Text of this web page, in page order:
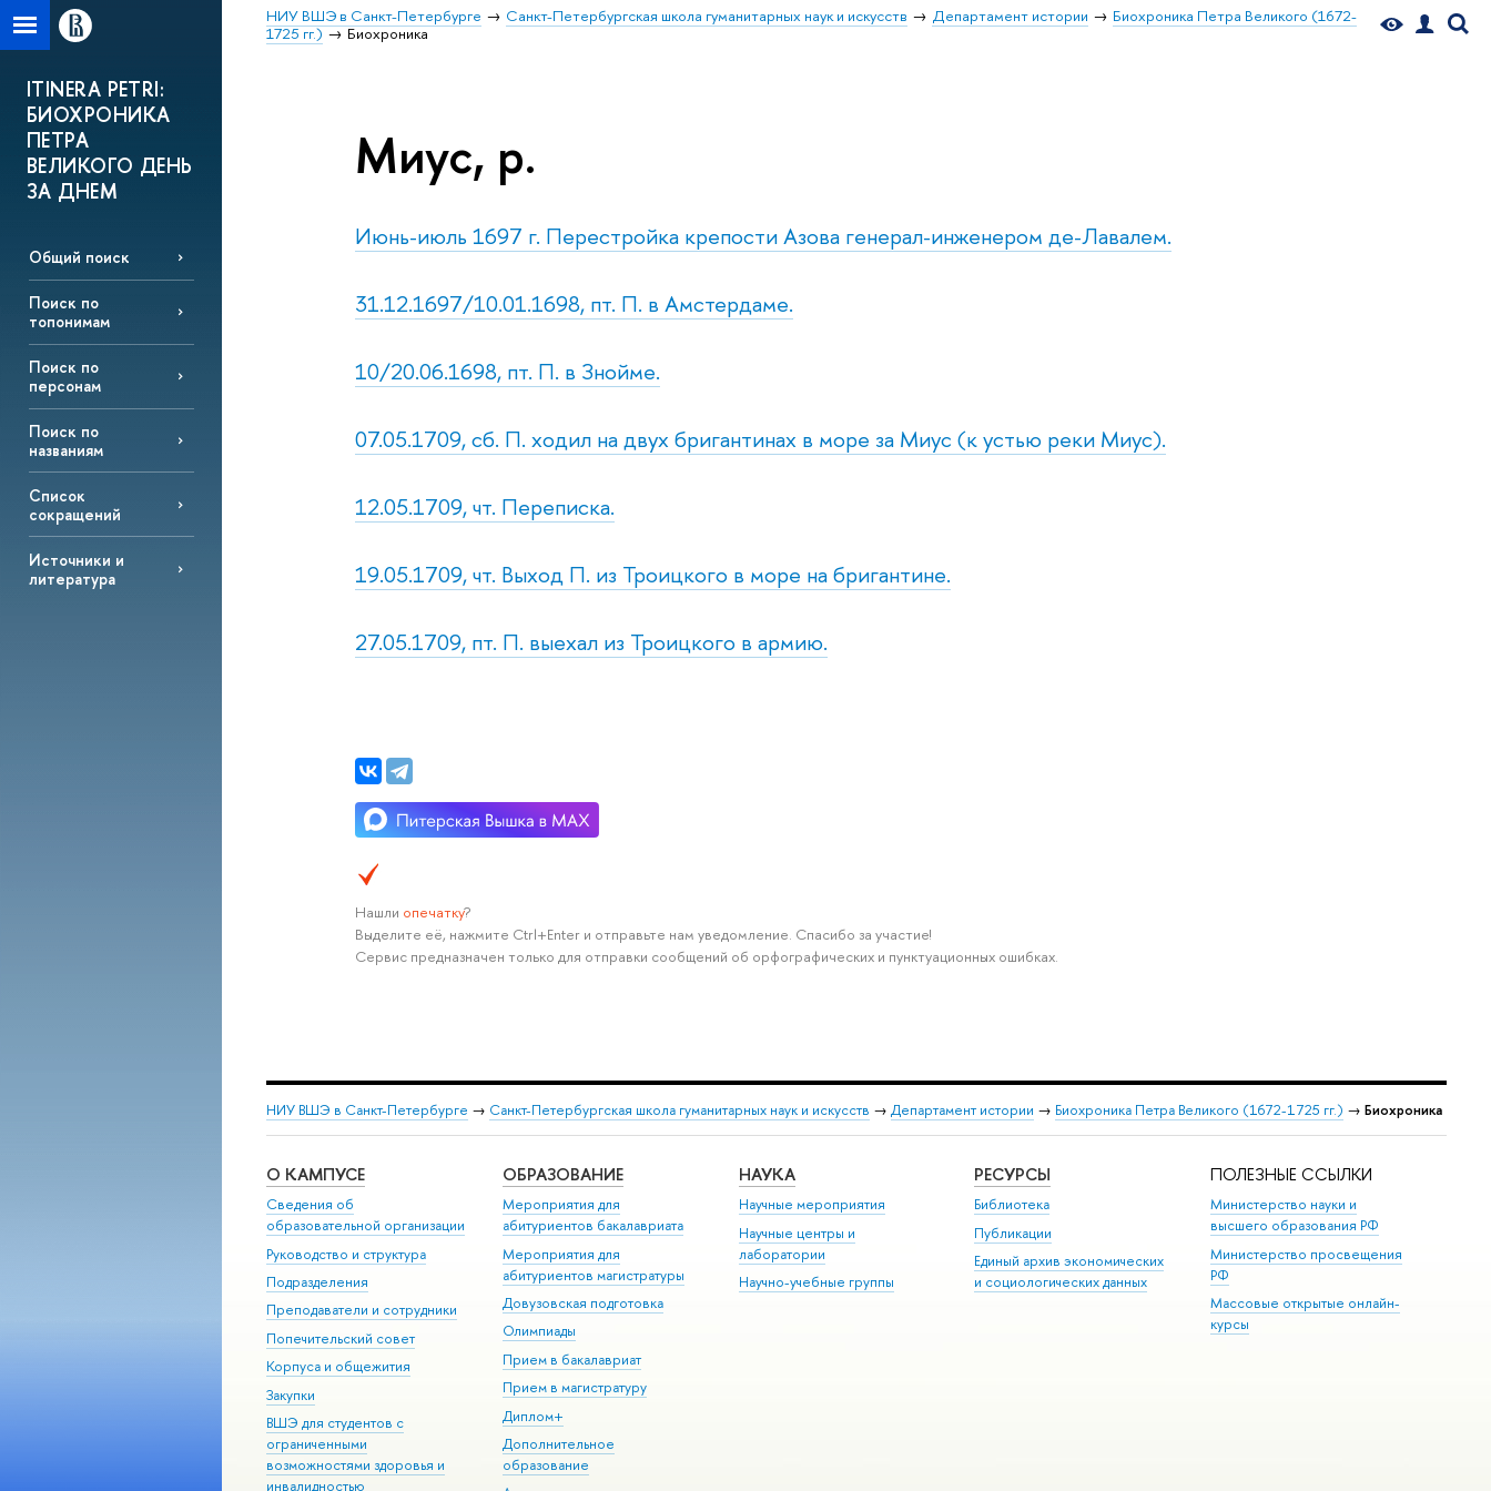
НИУ ВШЭ в Санкт-Петербурге Санкт-Петербургская школа гуманитарных наук и искусств Департамент истории
Биохроника Петра Великого (1672-
1725 гг.)
Биохроника
ITINERA PETRI:
БИОХРОНИКА
ПЕТРА
ВЕЛИКОГО ДЕНЬ
ЗА ДНЕМ
Общий поиск
Поиск по
топонимам
Поиск по
персонам
Поиск по
названиям
Список
сокращений
Источники и
литература
Миус, р.
Июнь-июль 1697 г. Перестройка крепости Азова генерал-инженером де-Лавалем.
31.12.1697/10.01.1698, пт. П. в Амстердаме.
10/20.06.1698, пт. П. в Знойме.
07.05.1709, сб. П. ходил на двух бригантинах в море за Миус (к устью реки Миус).
12.05.1709, чт. Переписка.
19.05.1709, чт. Выход П. из Троицкого в море на бригантине.
27.05.1709, пт. П. выехал из Троицкого в армию.
Нашли опечатку?
Выделите её, нажмите Ctrl+Enter и отправьте нам уведомление. Спасибо за участие!
Сервис предназначен только для отправки сообщений об орфографических и пунктуационных ошибках.
НИУ ВШЭ в Санкт-Петербурге → Санкт-Петербургская школа гуманитарных наук и искусств → Департамент истории → Биохроника Петра Великого (1672-1725 гг.) → Биохроника
О КАМПУСЕ
Сведения об
образовательной организации
Руководство и структура
Подразделения
Преподаватели и сотрудники
Попечительский совет
Корпуса и общежития
Закупки
ВШЭ для студентов с
ограниченными
возможностями здоровья и
инвалидностью
ОБРАЗОВАНИЕ
Мероприятия для
абитуриентов бакалавриата
Мероприятия для
абитуриентов магистратуры
Довузовская подготовка
Олимпиады
Прием в бакалавриат
Прием в магистратуру
Диплом+
Дополнительное
образование
НАУКА
Научные мероприятия
Научные центры и
лаборатории
Научно-учебные группы
РЕСУРСЫ
Библиотека
Публикации
Единый архив экономических
и социологических данных
ПОЛЕЗНЫЕ ССЫЛКИ
Министерство науки и
высшего образования РФ
Министерство просвещения
РФ
Массовые открытые онлайн-
курсы